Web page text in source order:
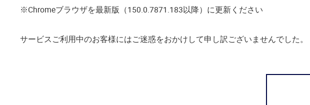
※Chromeブラウザを最新版（150.0.7871.183以降）に更新ください
サービスご利用中のお客様にはご迷惑をおかけして申し訳ございませんでした。